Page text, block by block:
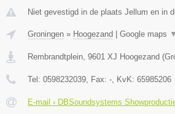
Niet gevestigd in de plaats Jellum en in
Groningen » Hoogezand Google maps ▼
Rembrandtplein 9601 XJ Hoogezand (
Tel: 0598232039 , Fax: - , KvK: 65985206
E-mail › DBSoundsystems